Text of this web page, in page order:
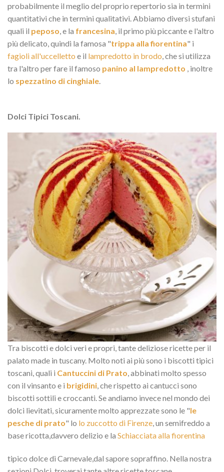
probabilmente il meglio del proprio repertorio sia in termini
quantitativi che in termini qualitativi. Abbiamo diversi stufani
quali il peposo, e la francesina, il primo più piccante e l'altro
più delicato, quindi la famosa "trippa alla fiorentina" i
fagioli all'uccelletto e il lampredotto in brodo, che si utilizza
tra l'altro per fare il famoso panino al lampredotto , inoltre
lo spezzatino di cinghiale.
Dolci Tipici Toscani.
Tra biscotti e dolci veri e propri, tante deliziose ricette per il
palato made in tuscany. Molto noti ai più sono i biscotti tipici
toscani, quali i Cantuccini di Prato, abbinati molto spesso
con il vinsanto e i brigidini, che rispetto ai cantucci sono
biscotti sottili e croccanti. Se andiamo invece nel mondo dei
dolci lievitati, sicuramente molto apprezzate sono le "le
pesche di prato" lo lo zuccotto di Firenze, un semifreddo a
base ricotta,davvero delizio e la Schiacciata alla fiorentina
tipico dolce di Carnevale,dal sapore sopraffino. Nella nostra